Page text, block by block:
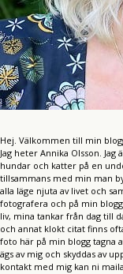
Hej. Välkommen till min
Jag heter Annika Olsson.
hundar och katter på en
tillsammans med min man
alla läge njuta av livet och
fotografera och på min
liv, mina tankar från dag till
och annat klokt citat finns
foto här på min blogg tagna
ägs av mig och skyddas av
kontakt med mig kan ni